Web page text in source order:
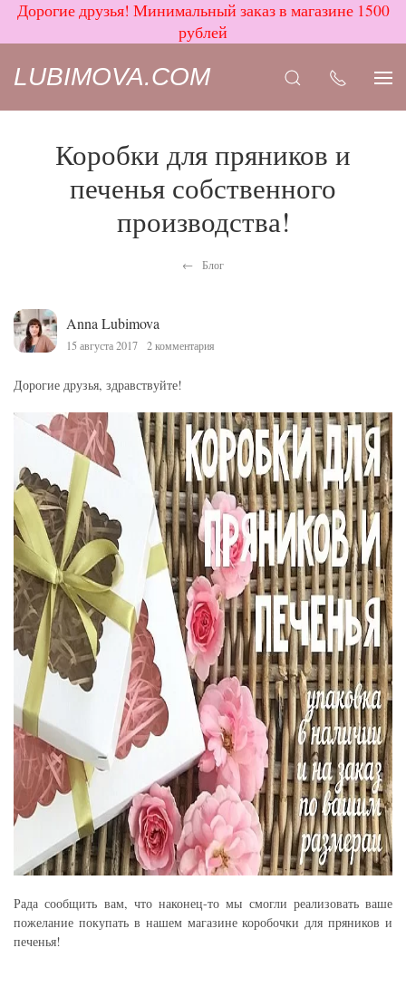
Дорогие друзья! Минимальный заказ в магазине 1500
рублей
LUBIMOVA.COM
Коробки для пряников и
печенья собственного
производства!
Блог
Anna Lubimova
15 августа 2017 2 комментария
Дорогие друзья, здравствуйте!
Рада сообщить вам, что наконец-то мы смогли реализовать ваше
пожелание покупать в нашем магазине коробочки для пряников и
печенья!